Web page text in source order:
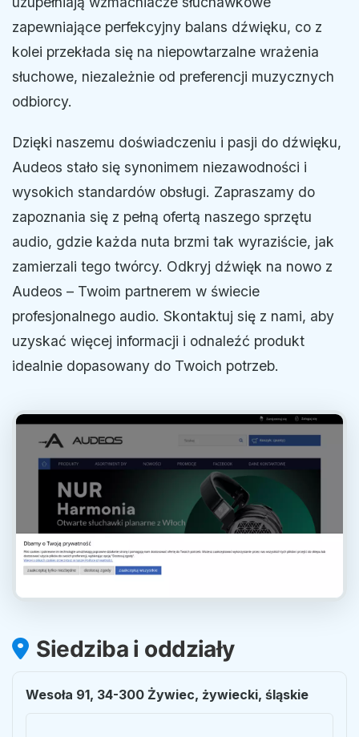
zapewniające perfekcyjny balans dźwięku, co z
kolei przekłada się na niepowtarzalne wrażenia
słuchowe, niezależnie od preferencji muzycznych
odbiorcy.
Dzięki naszemu doświadczeniu i pasji do dźwięku,
Audeos stało się synonimem niezawodności i
wysokich standardów obsługi. Zapraszamy do
zapoznania się z pełną ofertą naszego sprzętu
audio, gdzie każda nuta brzmi tak wyraziście, jak
zamierzali tego twórcy. Odkryj dźwięk na nowo z
Audeos – Twoim partnerem w świecie
profesjonalnego audio. Skontaktuj się z nami, aby
uzyskać więcej informacji i odnaleźć produkt
idealnie dopasowany do Twoich potrzeb.
Siedziba i oddziały
Wesoła 91, 34-300 Żywiec, żywiecki, śląskie